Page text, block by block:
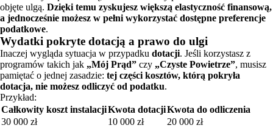
objęte ulgą. Dzięki temu zyskujesz większą elastyczność finansową,
a jednocześnie możesz w pełni wykorzystać dostępne preferencje
podatkowe.
Wydatki pokryte dotacją a prawo do ulgi
Inaczej wygląda sytuacja w przypadku dotacji. Jeśli korzystasz z
programów takich jak „Mój Prąd” czy „Czyste Powietrze”, musisz
pamiętać o jednej zasadzie: tej części kosztów, którą pokryła
dotacja, nie możesz odliczyć od podatku.
Przykład:
Całkowity koszt instalacjiKwota dotacjiKwota do odliczenia
30 000 zł
10 000 zł
20 000 zł